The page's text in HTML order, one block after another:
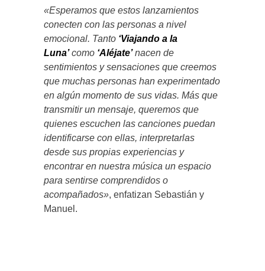
«Esperamos que estos lanzamientos
conecten con las personas a nivel
emocional. Tanto ‘Viajando a la
Luna’como ‘Aléjate’nacen de
sentimientos y sensaciones que creemos
que muchas personas han experimentado
en algún momento de sus vidas. Más que
transmitir un mensaje, queremos que
quienes escuchen las canciones puedan
identificarse con ellas, interpretarlas
desde sus propias experiencias y
encontrar en nuestra música un espacio
para sentirse comprendidos o
acompañados», enfatizan Sebastián y
Manuel.